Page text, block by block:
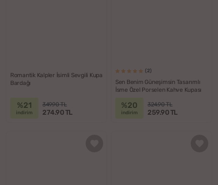
Romantik Kalpler İsimli Sevgili Kupa
Bardağı
%21
indirim
349.90 TL
274.90 TL
(2)
Sen Benim Güneşimsin Tasarımlı
İsme Özel Porselen Kahve Kupası
%20
indirim
324.90 TL
259.90 TL